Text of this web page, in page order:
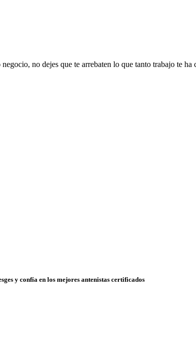
negocio, no dejes que te arrebaten lo que tanto trabajo te ha
y confía en los mejores antenistas certificados